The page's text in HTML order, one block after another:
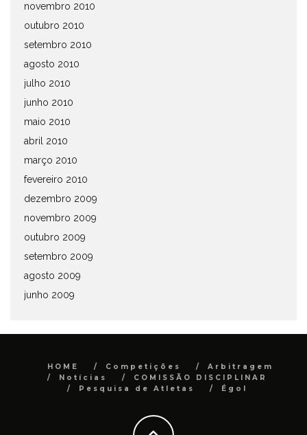
novembro 2010
outubro 2010
setembro 2010
agosto 2010
julho 2010
junho 2010
maio 2010
abril 2010
março 2010
fevereiro 2010
dezembro 2009
novembro 2009
outubro 2009
setembro 2009
agosto 2009
junho 2009
HOME Competições
Arbitragem
Notícias
COMISSÃO DISCIPLINAR
Pesquisa de Atletas
Égol